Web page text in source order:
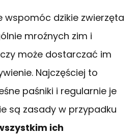
wspomóc dzikie zwierzęta
mroźnych zim i
może dostarczać im
Najczęściej to
paśniki i regularnie je
są zasady w przypadku
ich